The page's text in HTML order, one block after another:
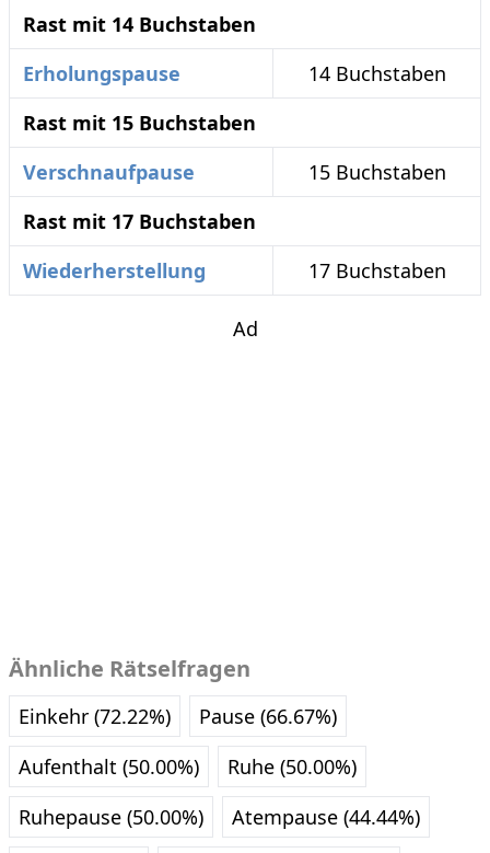
Rast mit 14 Buchstaben
Erholungspause
14 Buchstaben
Rast mit 15 Buchstaben
Verschnaufpause
15 Buchstaben
Rast mit 17 Buchstaben
Wiederherstellung
17 Buchstaben
Ad
Ähnliche Rätselfragen
Einkehr (72.22%)
Pause (66.67%)
Aufenthalt (50.00%)
Ruhe (50.00%)
Ruhepause (50.00%)
Atempause (44.44%)